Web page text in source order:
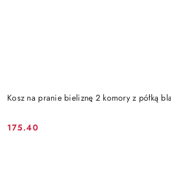
Kosz na pranie bieliznę 2 komory z półką
Cena:
175.40